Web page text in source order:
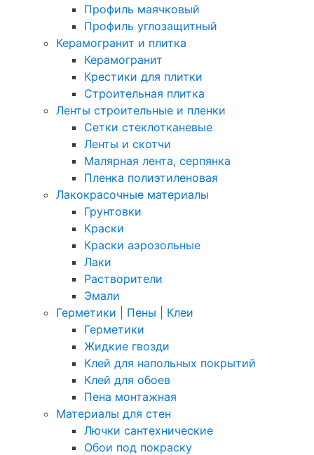
Профиль маячковый
Профиль углозащитный
Керамогранит и плитка
Керамогранит
Крестики для плитки
Строительная плитка
Ленты строительные и пленки
Cетки стеклотканевые
Ленты и скотчи
Малярная лента, серпянка
Пленка полиэтиленовая
Лакокрасочные материалы
Грунтовки
Краски
Краски аэрозольные
Лаки
Растворители
Эмали
Герметики | Пены | Клеи
Герметики
Жидкие гвозди
Клей для напольных покрытий
Клей для обоев
Пена монтажная
Материалы для стен
Лючки сантехнические
Обои под покраску